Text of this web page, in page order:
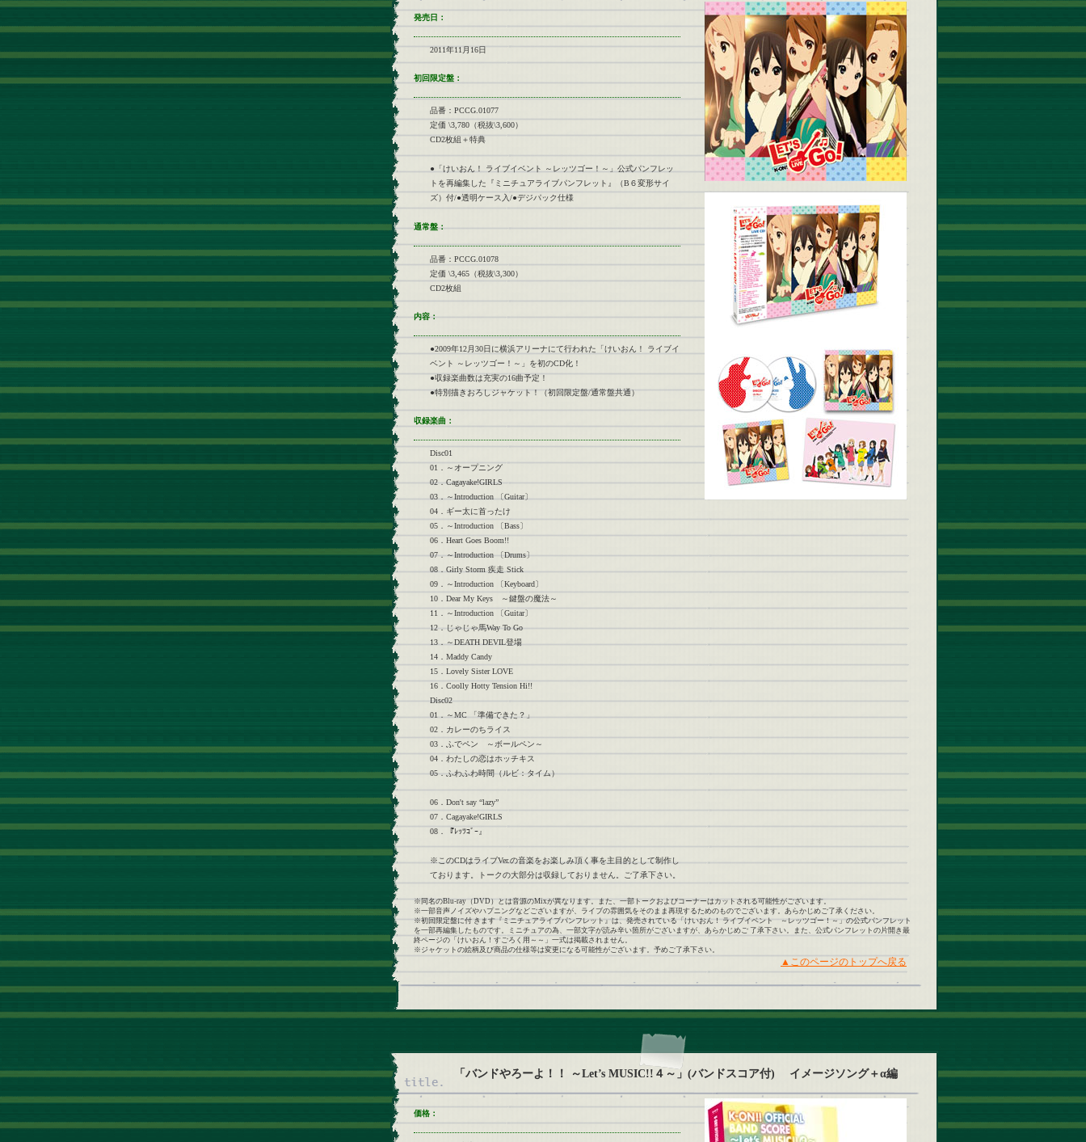
発売日：
2011年11月16日
初回限定盤：
品番：PCCG.01077
定価 \3,780（税抜\3,600）
CD2枚組＋特典
●「けいおん！ ライブイベント ～レッツゴー！～」公式パンフレッ
トを再編集した『ミニチュアライブパンフレット』（B６変形サイ
ズ）付/●透明ケース入/●デジパック仕様
通常盤：
品番：PCCG.01078
定価 \3,465（税抜\3,300）
CD2枚組
内容：
●2009年12月30日に横浜アリーナにて行われた「けいおん！ ライブイ
ベント ～レッツゴー！～」を初のCD化！
●収録楽曲数は充実の16曲予定！
●特別描きおろしジャケット！（初回限定盤/通常盤共通）
収録楽曲：
Disc01
01．～オープニング
02．Cagayake!GIRLS
03．～Introduction 〔Guitar〕
04．ギー太に首ったけ
05．～Introduction 〔Bass〕
06．Heart Goes Boom!!
07．～Introduction 〔Drums〕
08．Girly Storm 疾走 Stick
09．～Introduction 〔Keyboard〕
10．Dear My Keys ～鍵盤の魔法～
11．～Introduction 〔Guitar〕
12．じゃじゃ馬Way To Go
13．～DEATH DEVIL登場
14．Maddy Candy
15．Lovely Sister LOVE
16．Coolly Hotty Tension Hi!!
Disc02
01．～MC 「準備できた？」
02．カレーのちライス
03．ふでペン ～ボールペン～
04．わたしの恋はホッチキス
05．ふわふわ時間（ルビ：タイム）
06．Don't say “lazy”
07．Cagayake!GIRLS
08．『ﾚｯﾂｺﾞｰ』
※このCDはライブVer.の音楽をお楽しみ頂く事を主目的として制作し
ております。トークの大部分は収録しておりません。ご了承下さい。
※同名のBlu-ray（DVD）とは音源のMixが異なります。また、一部トークおよびコーナーはカットされる可能性がございます。
※一部音声ノイズやハプニングなどございますが、ライブの雰囲気をそのまま再現するためのものでございます。あらかじめご了承ください。
※初回限定盤に付 きます『ミニチュアライブパンフレット』は、発売されている「けいおん！ ライブイベント ～レッツゴー！～」の公式パンフレット
を一部再編集したものです。ミニチュアの為、一部文字が読み辛い箇所がございますが、あらかじめご 了承下さい。また、公式パンフレットの片開き最
終ページの「けいおん！すごろく用～～」一式は掲載されません。
※ジャケットの絵柄及び商品の仕様等は変更になる可能性がございます。予めご了承下さい。
▲このページのトップへ戻る
「バンドやろーよ！！ ～Let’s MUSIC!!４～」(バンドスコア付) イメージソング＋α編
価格：